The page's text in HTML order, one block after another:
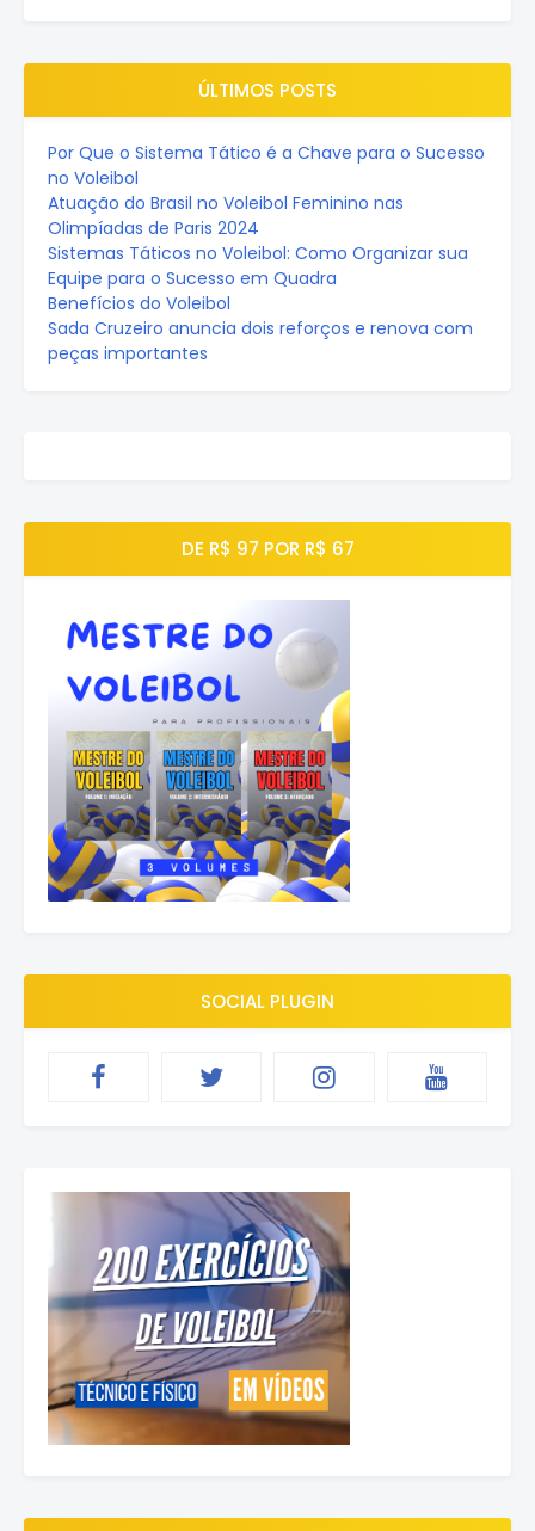
ÚLTIMOS POSTS
Por Que o Sistema Tático é a Chave para o Sucesso
no Voleibol
Atuação do Brasil no Voleibol Feminino nas
Olimpíadas de Paris 2024
Sistemas Táticos no Voleibol: Como Organizar sua
Equipe para o Sucesso em Quadra
Benefícios do Voleibol
Sada Cruzeiro anuncia dois reforços e renova com
peças importantes
DE R$ 97 POR R$ 67
SOCIAL PLUGIN